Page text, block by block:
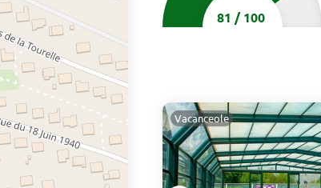
81 /100
Vacanceole